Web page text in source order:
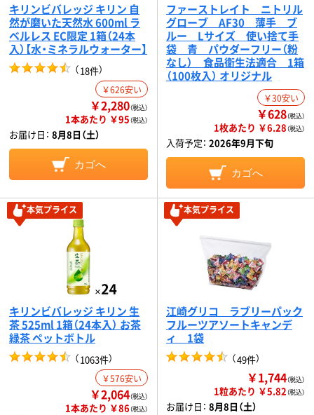
キリンビバレッジ キリン 自
然が磨いた天然水 600ml ラ
ベルレス EC限定 1箱（24本
入）【水・ミネラルウォーター】
（18件）
￥626安い
￥2,280（税込）
1本あたり ￥95（税込）
お届け日： 8月8日（土）
カゴへ
ファーストレイト ニトリル
グローブ AF30 薄手 ブ
ルー Lサイズ 使い捨て手
袋 青 パウダーフリー（粉
なし） 食品衛生法適合 1箱
（100枚入） オリジナル
￥30安い
￥628（税込）
1枚あたり ￥6.28（税込）
入荷予定： 2026年9月下旬
カゴへ
本気プライス
キリンビバレッジ キリン 生
茶 525ml 1箱（24本入） お茶
緑茶 ペットボトル
（1063件）
￥576安い
￥2,064（税込）
1本あたり ￥86（税込）
本気プライス
江崎グリコ ラブリーパック
フルーツアソートキャンデ
ィ 1袋
（49件）
￥1,744（税込）
1粒あたり ￥5.82（税込）
お届け日： 8月8日（土）